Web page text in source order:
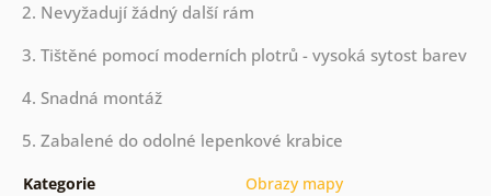
2. Nevyžadují žádný další rám
3. Tištěné pomocí moderních plotrů - vysoká sytost barev
4. Snadná montáž
5. Zabalené do odolné lepenkové krabice
Kategorie Obrazy mapy